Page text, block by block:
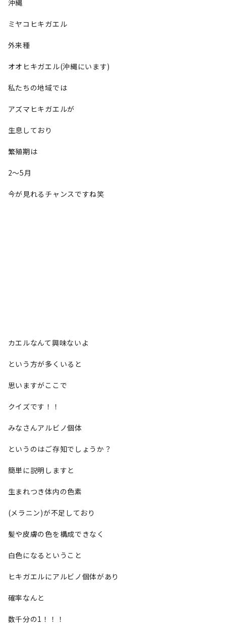
沖縄
ミヤコヒキガエル
外来種
オオヒキガエル(沖縄にいます)
私たちの地域では
アズマヒキガエルが
生息しており
繁殖期は
2〜5月
今が見れるチャンスですね笑
カエルなんて興味ないよ
という方が多くいると
思いますがここで
クイズです！！
みなさんアルビノ個体
というのはご存知でしょうか？
簡単に説明しますと
生まれつき体内の色素
(メラニン)が不足しており
髪や皮膚の色を構成できなく
白色になるということ
ヒキガエルにアルビノ個体があり
確率なんと
数千分の1！！！